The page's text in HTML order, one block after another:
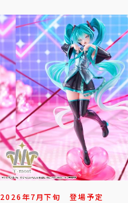
2026年7月下旬 登場予定